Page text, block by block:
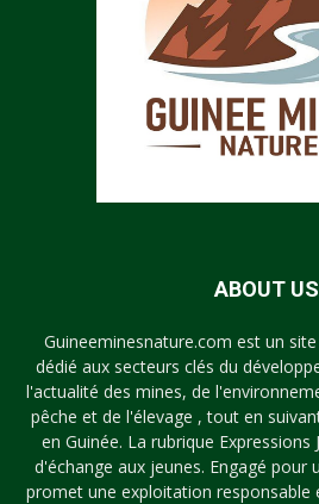
ABOUT US
Guineeminesnature.com est un
dédié aux secteurs clés du
l'actualité des mines, de
pêche et de l'élevage , tout en
en Guinée. La rubrique Expressions
d'échange aux jeunes. Engagé pour
promet une exploitation responsable